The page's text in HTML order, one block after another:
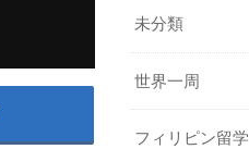
未分類
世界一周
フィリピン留学